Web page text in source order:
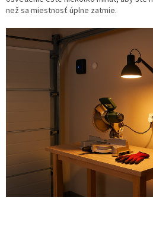
než sa miestnosť úplne zatmie.